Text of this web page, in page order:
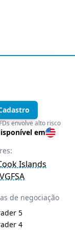
envolve alto risco
em
Islands
de negociação
5
4